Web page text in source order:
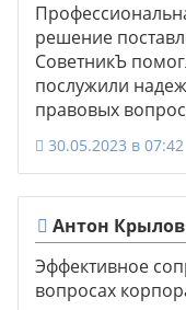
решение
СоветникЪ
послужили
правовых
30.05.2023 в 07:42
Антон Крылов
Эффективное
вопросах